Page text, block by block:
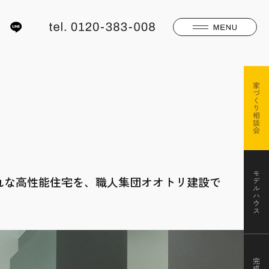
な高性能住宅を、職人集団オオトリ建設で